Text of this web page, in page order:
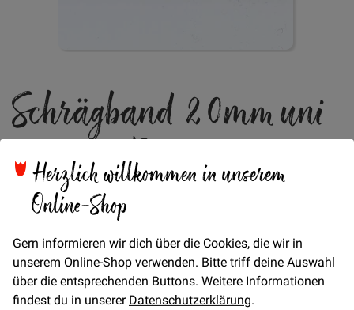
Herzlich willkommen in unserem
Online-Shop
Gern informieren wir dich über die Cookies, die wir in
unserem Online-Shop verwenden. Bitte triff deine Auswahl
über die entsprechenden Buttons. Weitere Informationen
findest du in unsererDatenschutzerklärung.
der
Bildgalerie
springen
Schrägband 20mm uni
- 465 - Rot
Verfügbarkeit Auf Lager
1,30 €
Menge